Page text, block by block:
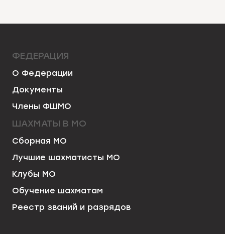
ФЕДЕРАЦИЯ
О Федерации
Документы
Члены ФШМО
ШАХМАТЫ В МО
Сборная МО
Лучшие шахматисты МО
Клубы МО
Обучение шахматам
Реестр званий и разрядов